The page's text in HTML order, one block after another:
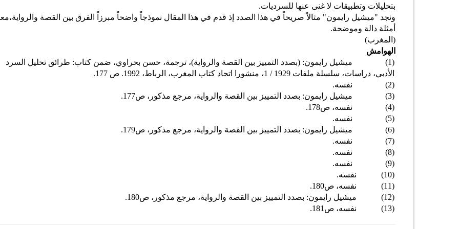
بتحليلات وتطبيقات لا غنى عنها للسرديات.
ونجد "ميشيل رايمون" مثالاً صريحاً في هذا الصدد إذ قدم في هذا المقال نموذجاً واضحاً مبرزاً الفرق بين القصة
أمثلة دالة وموضحة.
(المغرب)
الهوامش
(1)
ميشيل رايمون: (بصدد التمييز بين القصة والرواية)، ترجمة، حسن بحراوي، ضمن كتاب: طرائق تحليل السرد
الأدبي، دراسات، سلسلة ملفات 1929 / 1، منشورا اتحاد كتاب المغرب، الرباط، 1992. ص 177.
(2)
نفسه.
(3)
ميشيل رايمون: بصدد التمييز بين القصة والرواية، مرجع مذكور، ص177.
(4)
نفسه، ص178.
(5)
نفسه.
(6)
ميشيل رايمون: بصدد التمييز بين القصة والرواية، مرجع مذكور، ص179.
(7)
نفسه.
(8)
نفسه.
(9)
نفسه.
(10)
نفسه.
(11)
نفسه، ص180.
(12)
ميشيل رايمون: بصدد التمييز بين القصة والرواية، مرجع مذكور، ص180.
(13)
نفسه، ص181.